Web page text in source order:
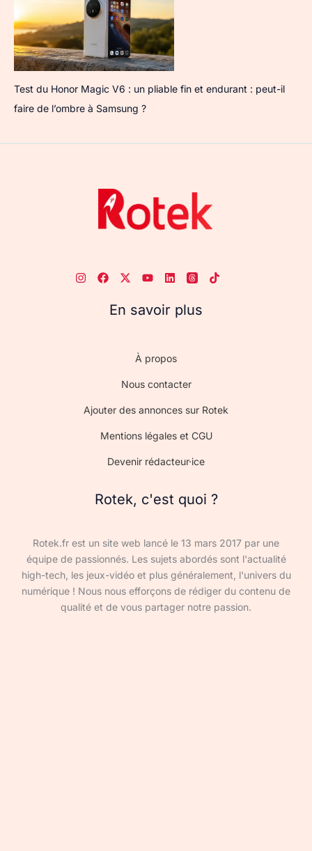
Test du Honor Magic V6 : un pliable fin et endurant : peut-il
faire de l’ombre à Samsung ?
En savoir plus
À propos
Nous contacter
Ajouter des annonces sur Rotek
Mentions légales et CGU
Devenir rédacteur·ice
Rotek, c'est quoi ?
Rotek.fr est un site web lancé le 13 mars 2017 par une
équipe de passionnés. Les sujets abordés sont l'actualité
high-tech, les jeux-vidéo et plus généralement, l'univers du
numérique ! Nous nous efforçons de rédiger du contenu de
qualité et de vous partager notre passion.